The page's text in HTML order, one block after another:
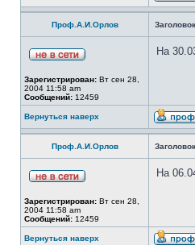
Проф.А.И.Орлов
Зарегистрирован: Вт сен 28,
2004 11:58 am
Сообщений: 12459
На
Вернуться наверх
Проф.А.И.Орлов
Зарегистрирован: Вт сен 28,
2004 11:58 am
Сообщений: 12459
На
Вернуться наверх